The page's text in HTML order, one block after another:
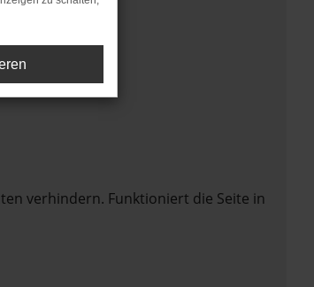
verhindern. Funktioniert die Seite in